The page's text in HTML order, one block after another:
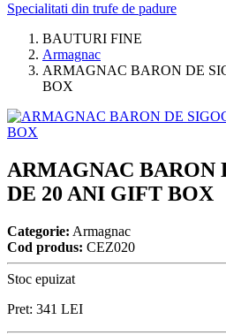
Specialitati din trufe de padure
BAUTURI FINE
Armagnac
ARMAGNAC BARON DE
BOX
ARMAGNAC BARON
DE 20 ANI GIFT BOX
Categorie: Armagnac
Cod produs: CEZ020
Stoc epuizat
Pret: 341 LEI